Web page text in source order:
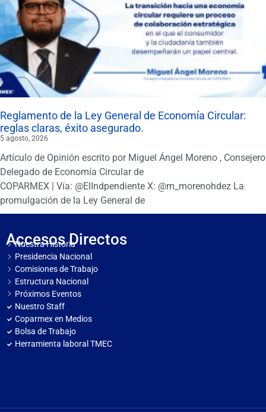
Reglamento de la Ley General de Economía Circular:
reglas claras, éxito asegurado.
5 agosto, 2026
Artículo de Opinión escrito por Miguel Ángel Moreno , Consejero
Delegado de Economía Circular de
COPARMEX | Vía: @ElIndpendiente X: @m_morenohdez La
promulgación de la Ley General de
Accesos Directos
Nuestra Historia
Presidencia Nacional
Comisiones de Trabajo
Estructura Nacional
Próximos Eventos
Nuestro Staff
Coparmex en Medios
Bolsa de Trabajo
Herramienta laboral TMEC